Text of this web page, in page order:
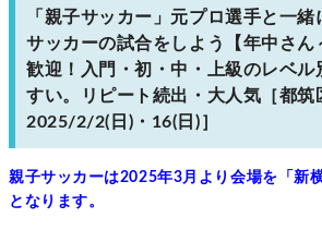
「親子サッカー」元プロ選手と一
サッカーの試合をしよう【年中さん
歓迎！入門・初・中・上級のレベル
すい。リピート続出・大人気［都筑
2025/2/2(日)・16(日)］
親子サッカーは2025年3月より会場を「新
となります。